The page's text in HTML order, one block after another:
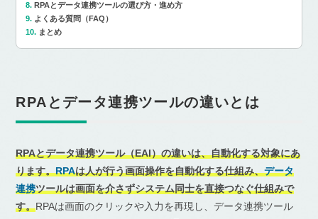
RPAとデータ連携ツールの選び方・進め方
よくある質問（FAQ）
まとめ
RPAとデータ連携ツールの違いとは
RPAとデータ連携ツール（EAI）の違いは、自動化する対象にあ
ります。RPAは人が行う画面操作を自動化する仕組み、データ
連携ツールは画面を介さずシステム同士を直接つなぐ仕組みで
す。RPAは画面のクリックや入力を再現し、データ連携ツール